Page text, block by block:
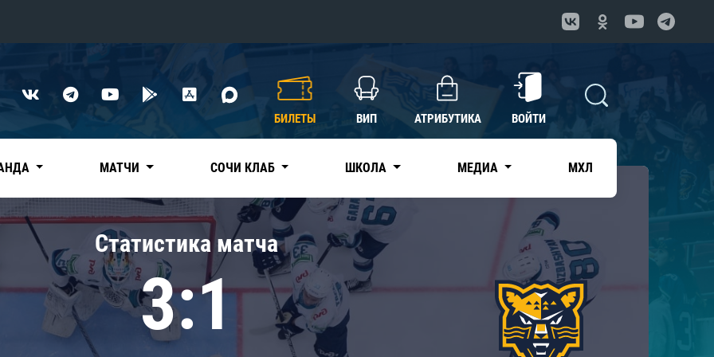
Нефтехимик
Дивизион Чернышева
Авангард
Адмирал
КХЛ
БИЛЕТЫ ВИП АТРИБУТИКА ВОЙТИ
МАТЧИ СОЧИ КЛАБ ШКОЛА МЕДИА МХЛ
Статистика матча
3:1